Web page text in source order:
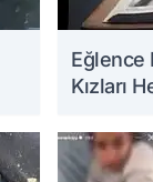
Eğlence
Kızları